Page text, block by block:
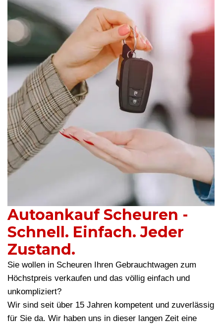
Autoankauf Scheuren -
Schnell. Einfach. Jeder
Zustand.
Sie wollen in Scheuren Ihren Gebrauchtwagen zum
Höchstpreis verkaufen und das völlig einfach und
unkompliziert?
Wir sind seit über 15 Jahren kompetent und zuverlässig
für Sie da. Wir haben uns in dieser langen Zeit eine